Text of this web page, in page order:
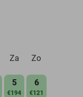
Za Zo
5
€194
6
€121